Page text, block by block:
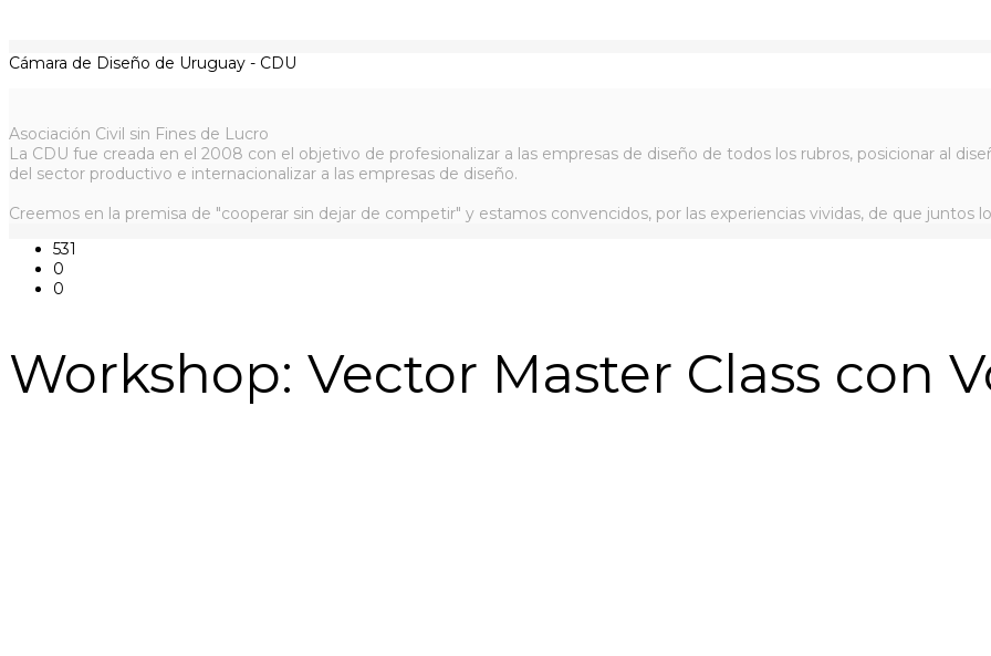
Cámara de Diseño de Uruguay - CDU
Asociación Civil sin Fines de Lucro
La CDU fue creada en el 2008 con el objetivo de profesionalizar a las empresas de diseño de todos los rubros, posicionar al
del sector productivo e internacionalizar a las empresas de diseño.
Creemos en la premisa de "cooperar sin dejar de competir" y estamos convencidos, por las experiencias vividas, de que juntos
531
0
0
Workshop: Vector Master Class con